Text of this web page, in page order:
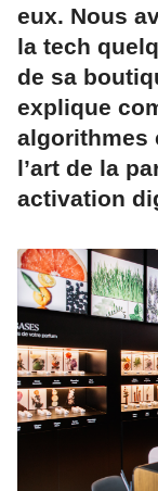
eux. Nous
la tech
de sa
explique
algorithmes
l’art de la
activation